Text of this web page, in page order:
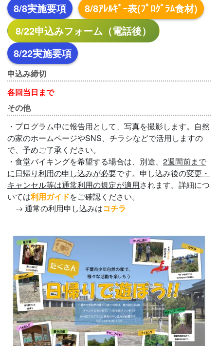
8/8実施要項
8/8ｱﾚﾙｷﾞｰ表(ﾌﾟﾛｸﾞﾗﾑ食材)
8/22申込みフォーム（電話後）
8/22実施要項
申込み締切
各回当日まで
その他
・プログラム中に報告用として、写真を撮影します。自然
の家のホームページやSNS、チラシなどで活用しますの
で、予めご了承ください。
・食堂バイキングを希望する場合は、別途、 2週間前まで
に日帰り利用の申し込みが必要です。申し込み後の変更・
キャンセル等は通常利用の規定が適用されます。詳細につ
いては利用ガイドをご確認ください。
→ 通常の利用申し込みはコチラ